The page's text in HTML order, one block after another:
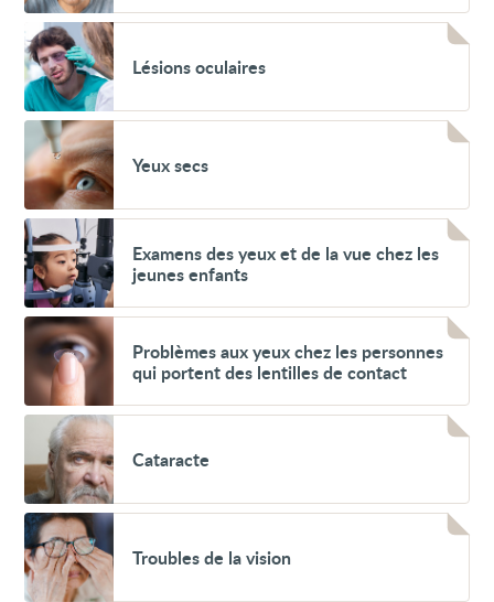
nécessitant
des
lunettes
(anomalies
de
la
réfraction)
Voir
Lésions
oculaires
Lésions oculaires
Voir
Yeux
secs
Yeux secs
Voir
Examens
des
yeux
et
de
la
chez
jeunes
enfants
Examens des yeux et de la vue chez les
jeunes enfants
Voir
Problèmes
aux
yeux
chez
les
personnes
portent
des
lentilles
de
contact
Problèmes aux yeux chez les personnes
qui portent des lentilles de contact
Voir
Cataracte
Cataracte
Voir
Troubles
de
la
vision
Troubles de la vision